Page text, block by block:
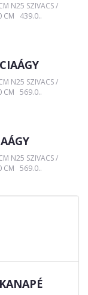
N25 SZIVACS /
CM 439.0..
N25 SZIVACS /
CM 569.0..
N25 SZIVACS /
CM 569.0..